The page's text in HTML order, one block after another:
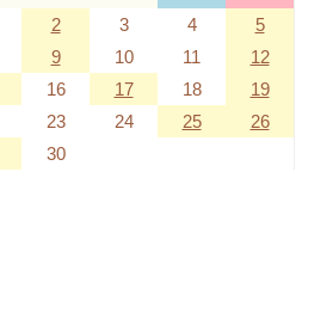
2 3 4
5
9 10 11
12
16 17 18
19
23 24 25
26
30